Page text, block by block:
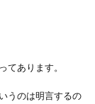
てあります。
うのは明言するの